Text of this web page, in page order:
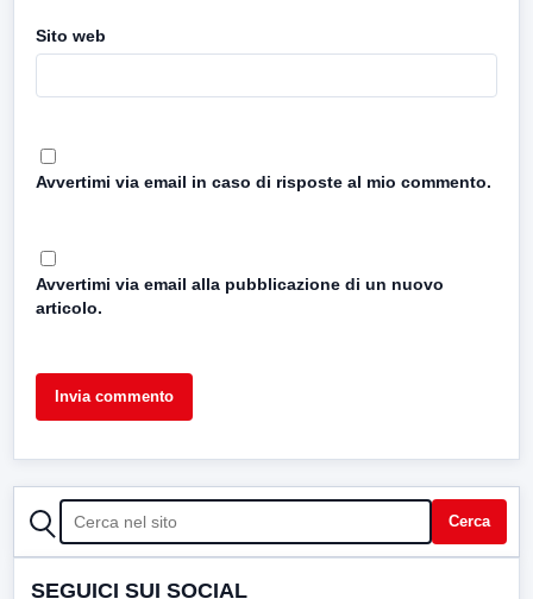
Sito web
Avvertimi via email in caso di risposte al mio commento.
Avvertimi via email alla pubblicazione di un nuovo
articolo.
CERCA Cerca
SEGUICI SUI SOCIAL